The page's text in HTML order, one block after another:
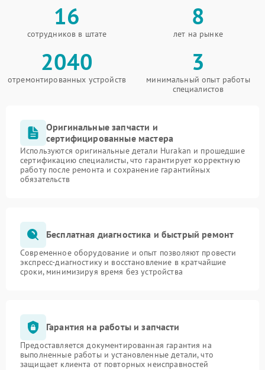
16
сотрудников в штате
8
лет на рынке
2040
отремонтированных устройств
3
минимальный опыт работы
специалистов
Оригинальные запчасти и
сертифицированные мастера
Используются оригинальные детали Hurakan и прошедшие
сертификацию специалисты, что гарантирует корректную
работу после ремонта и сохранение гарантийных
обязательств
Бесплатная диагностика и быстрый ремонт
Современное оборудование и опыт позволяют провести
экспресс-диагностику и восстановление в кратчайшие
сроки, минимизируя время без устройства
Гарантия на работы и запчасти
Предоставляется документированная гарантия на
выполненные работы и установленные детали, что
защищает клиента от повторных неисправностей